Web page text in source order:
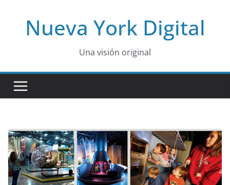
contentNueva York Digital
Una visión original